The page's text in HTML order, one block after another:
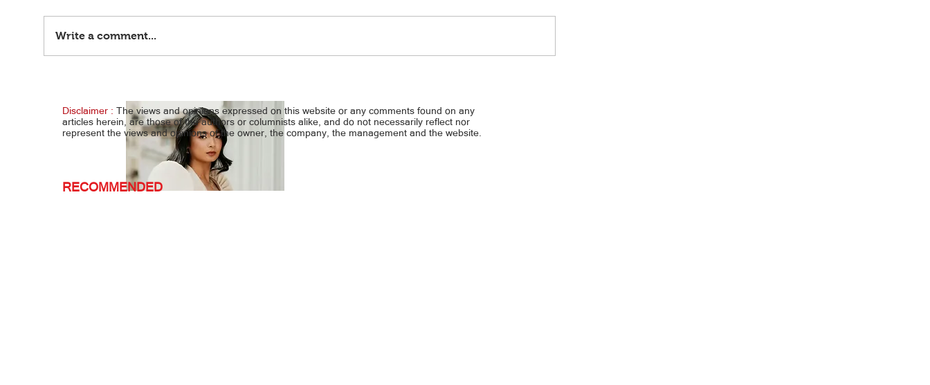
Write a comment...
Disclaimer : The views and opinions expressed on this website or any comments found on any
articles herein, are those of the authors or columnists alike, and do not necessarily reflect nor
represent the views and opinions of the owner, the company, the management and the website.
RECOMMENDED